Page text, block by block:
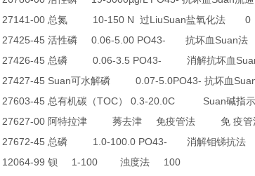
27141-00 总氮 10-150 N 过LiuSuan盐氧化法 0
27425-45 活性磷 0.06-5.00 PO43- 抗坏血 Suan法
27426-45 总磷 0.06-3.5 PO43- 消解抗坏血
27427-45 Suan可水解磷 0.07-5.0PO43- 抗坏血
27603-45 总有机碳（TOC） 0.3-20.0C Suan碱指
27627-00 阿特拉津 莠去津 免疫管法 免 疫管
27672-45 总磷 1.0-100.0 PO43- 消解钼锑抗法
12064-99 钡 1-100 浊度法 100